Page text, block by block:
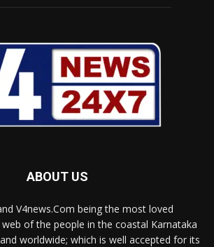
ABOUT US
V4news.Com being the most loved
web of the people in the coastal Karnataka
worldwide; which is well accepted for its